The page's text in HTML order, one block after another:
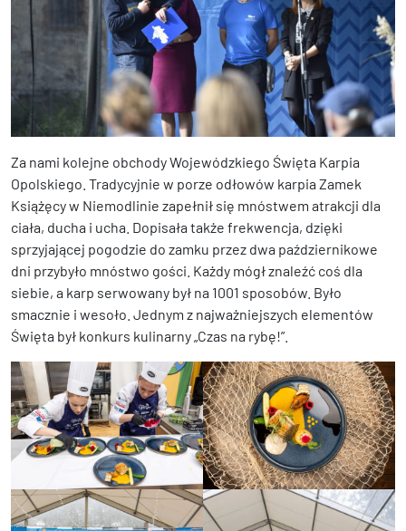
Za nami kolejne obchody Wojewódzkiego Święta Karpia
Opolskiego. Tradycyjnie w porze odłowów karpia Zamek
Książęcy w Niemodlinie zapełnił się mnóstwem atrakcji dla
ciała, ducha i ucha. Dopisała także frekwencja, dzięki
sprzyjającej pogodzie do zamku przez dwa październikowe
dni przybyło mnóstwo gości. Każdy mógł znaleźć coś dla
siebie, a karp serwowany był na 1001 sposobów. Było
smacznie i wesoło. Jednym z najważniejszych elementów
Święta był konkurs kulinarny „Czas na rybę!”.